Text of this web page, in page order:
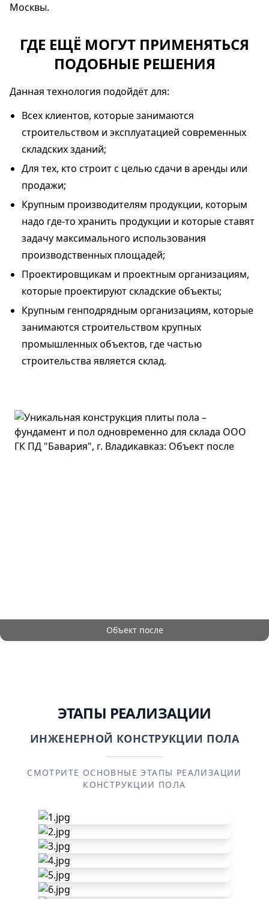
Москвы.
ГДЕ ЕЩЁ МОГУТ ПРИМЕНЯТЬСЯ
ПОДОБНЫЕ РЕШЕНИЯ
Данная технология подойдёт для:
Всех клиентов, которые занимаются
строительством и эксплуатацией современных
складских зданий;
Для тех, кто строит с целью сдачи в аренды или
продажи;
Крупным производителям продукции, которым
надо где-то хранить продукции и которые ставят
задачу максимального использования
производственных площадей;
Проектировщикам и проектным организациям,
которые проектируют складские объекты;
Крупным генподрядным организациям, которые
занимаются строительством крупных
промышленных объектов, где частью
строительства является склад.
Объект после
ЭТАПЫ РЕАЛИЗАЦИИ
ИНЖЕНЕРНОЙ КОНСТРУКЦИИ ПОЛА
СМОТРИТЕ ОСНОВНЫЕ ЭТАПЫ РЕАЛИЗАЦИИ
КОНСТРУКЦИИ ПОЛА